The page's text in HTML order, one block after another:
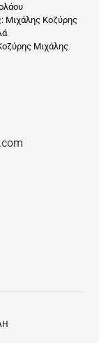
Μιχάλης Κοζύρης
Μιχάλης